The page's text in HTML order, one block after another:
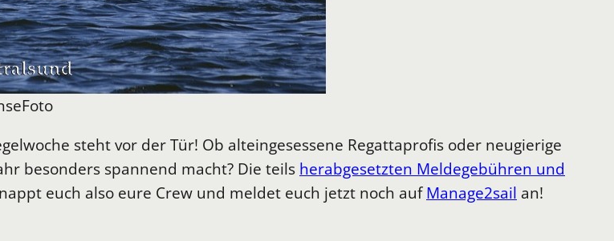
steht vor der Tür! Ob alteingesessene Regattaprofis oder neugierige
besonders spannend macht? Die teils herabgesetzten Meldegebühren und
euch also eure Crew und meldet euch jetzt noch aufManage2sail an!